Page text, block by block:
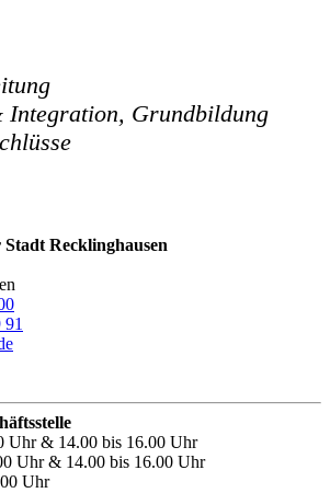
Integration, Grundbildung
Recklinghausen
Uhr & 14.00 bis 16.00 Uhr
Uhr & 14.00 bis 16.00 Uhr
Uhr